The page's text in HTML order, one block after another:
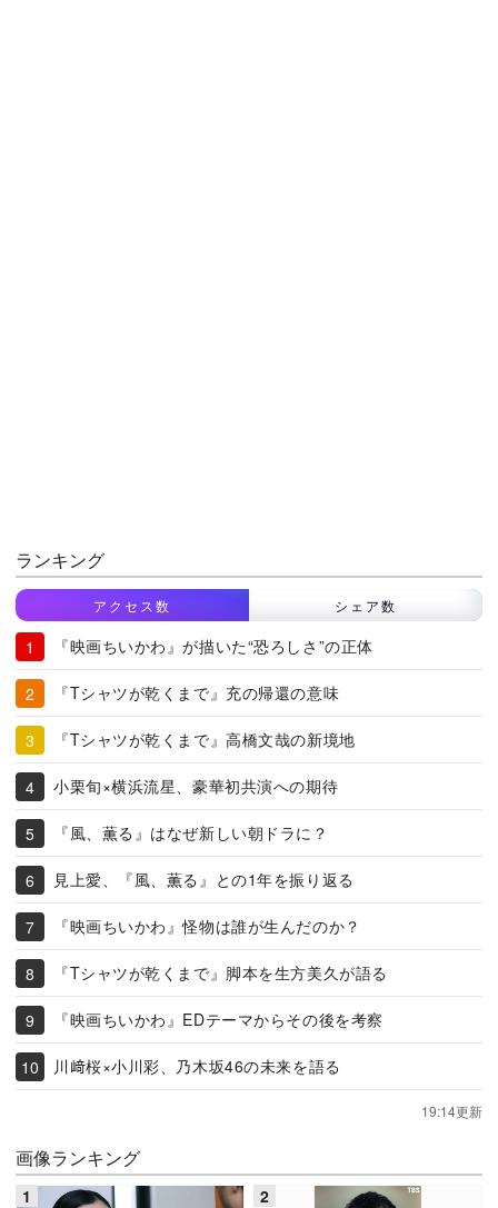
ランキング
アクセス数 シェア数
『映画ちいかわ』が描いた“恐ろしさ”の正体
『Tシャツが乾くまで』充の帰還の意味
『Tシャツが乾くまで』高橋文哉の新境地
小栗旬×横浜流星、豪華初共演への期待
『風、薫る』はなぜ新しい朝ドラに？
見上愛、『風、薫る』との1年を振り返る
『映画ちいかわ』怪物は誰が生んだのか？
『Tシャツが乾くまで』脚本を生方美久が語る
『映画ちいかわ』EDテーマからその後を考察
川﨑桜×小川彩、乃木坂46の未来を語る
19:14更新
画像ランキング